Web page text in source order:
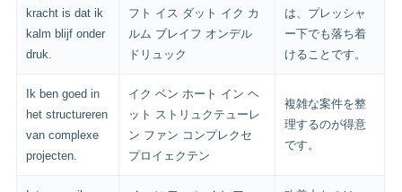
kracht is dat ik
kalm blijf onder
druk.
フト イス ダット イク カ
ルム ブレイフ オンデル
ドリュック
は、プレッシャ
ー下でも落ち着
けることです。
Ik ben goed in
het structureren
van complexe
projecten.
イク ベン ホート イン ヘ
ット ストリュクテューレ
ン ファン コンプレクセ
プロイェクテン
複雑な案件を整
理するのが得意
です。